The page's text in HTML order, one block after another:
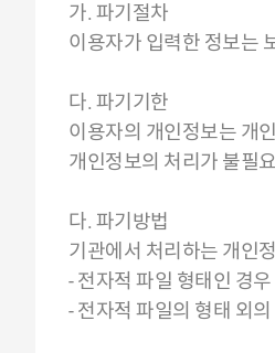
가. 파기절차
이용자가 입력한 정보는
다. 파기기한
이용자의 개인정보는 개
개인정보의 처리가 불필
다. 파기방법
기관에서 처리하는 개인
- 전자적 파일 형태인 경
- 전자적 파일의 형태 외